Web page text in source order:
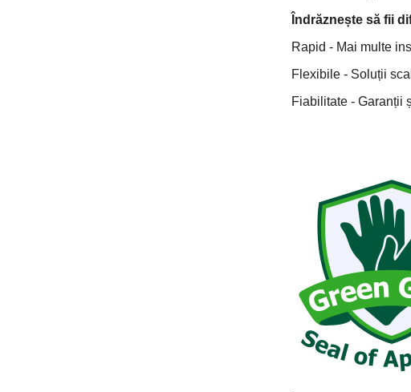
Îndrăznește să fii
Rapid - Mai multe
Flexibile - Soluții
Fiabilitate - Garanții